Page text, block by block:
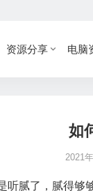
资源分享 电脑
如
2021
听腻了，腻得够